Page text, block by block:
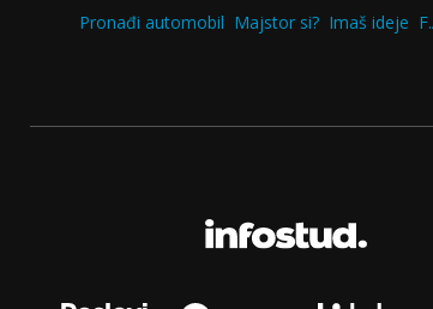
Pronađi automobil Majstor si? Imaš ideje